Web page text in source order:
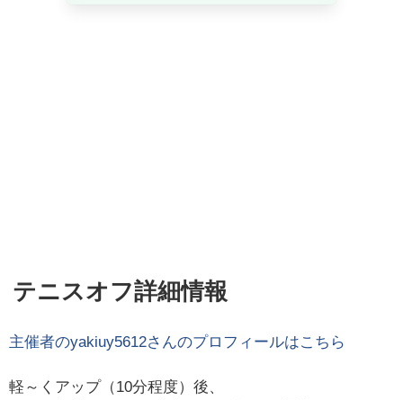
テニスオフ詳細情報
主催者のyakiuy5612さんのプロフィールはこちら
軽～くアップ（10分程度）後、